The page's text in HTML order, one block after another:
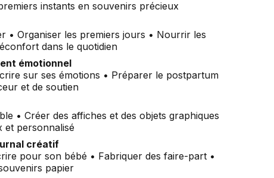
instants en souvenirs précieux
• Organiser les premiers jours • Nourrir les
dans le quotidien
émotionnel
sur ses émotions • Préparer le postpartum
et de soutien
• Créer des affiches et des objets graphiques
et personnalisé
créatif
pour son bébé • Fabriquer des faire-part •
papier